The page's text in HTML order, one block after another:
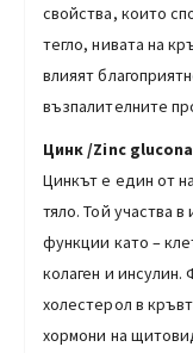
свойства, които
тегло, нивата на
влияят
възпалителните
Цинк /Zinc
Цинкът е един от
тяло. Той участва
функции като –
колаген и инсулин.
холестерол в
хормони на